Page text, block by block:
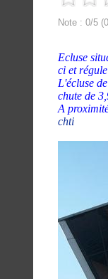
Note : 0/5
Ecluse
ci et
L'écluse
chute de
A
chti